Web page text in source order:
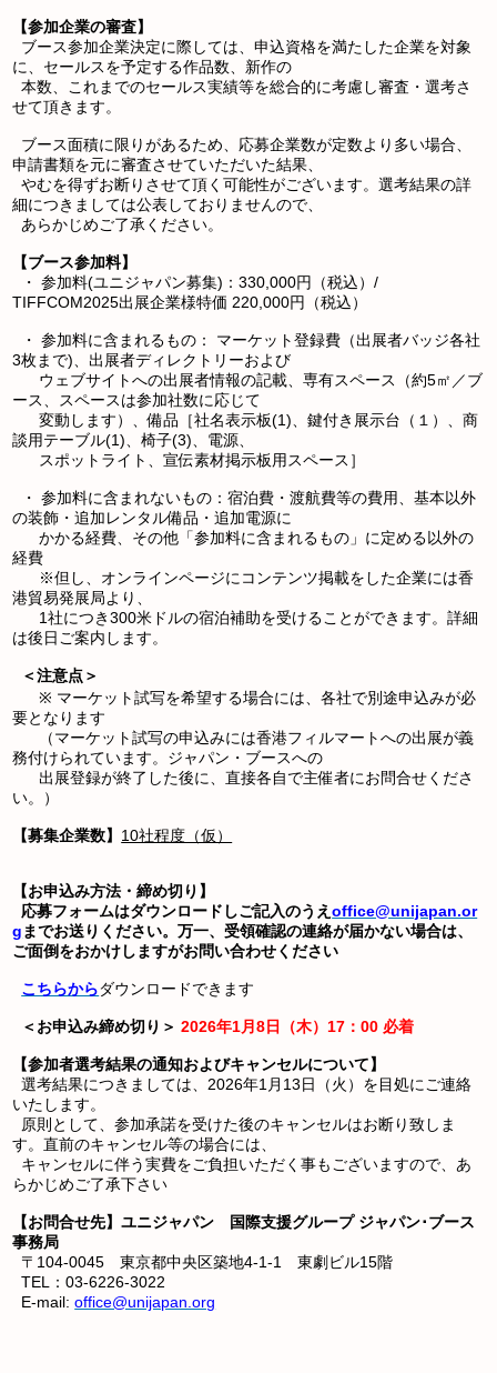
【参加企業の審査】
ブース参加企業決定に際しては、申込資格を満たした企業を対象
に、セールスを予定する作品数、新作の
本数、これまでのセールス実績等を総合的に考慮し審査・選考さ
せて頂きます。
ブース面積に限りがあるため、応募企業数が定数より多い場合、
申請書類を元に審査させていただいた結果、
やむを得ずお断りさせて頂く可能性がございます。選考結果の詳
細につきましては公表しておりませんので、
あらかじめご了承ください。
【ブース参加料】
・ 参加料(ユニジャパン募集)：330,000円（税込）/
TIFFCOM2025出展企業様特価 220,000円（税込）
・ 参加料に含まれるもの： マーケット登録費（出展者バッジ各社
3枚まで)、出展者ディレクトリーおよび
ウェブサイトへの出展者情報の記載、専有スペース（約5㎡／ブ
ース、スペースは参加社数に応じて
変動します）、備品［社名表示板(1)、鍵付き展示台（１）、商
談用テーブル(1)、椅子(3)、電源、
スポットライト、宣伝素材掲示板用スペース］
・ 参加料に含まれないもの：宿泊費・渡航費等の費用、基本以外
の装飾・追加レンタル備品・追加電源に
かかる経費、その他「参加料に含まれるもの」に定める以外の
経費
※但し、オンラインページにコンテンツ掲載をした企業には香
港貿易発展局より、
1社につき300米ドルの宿泊補助を受けることができます。詳細
は後日ご案内します。
＜注意点＞
※ マーケット試写を希望する場合には、各社で別途申込みが必
要となります
（マーケット試写の申込みには香港フィルマートへの出展が義
務付けられています。ジャパン・ブースへの
出展登録が終了した後に、直接各自で主催者にお問合せくださ
い。）
【募集企業数】 10社程度（仮）
【お申込み方法・締め切り】
応募フォームはダウンロードしご記入のうえoffice@unijapan.or
gまでお送りください。万一、受領確認の連絡が届かない場合は、
ご面倒をおかけしますがお問い合わせください
こちらからダウンロードできます
＜お申込み締め切り＞ 2026年1月8日（木）17：00 必着
【参加者選考結果の通知およびキャンセルについて】
選考結果につきましては、2026年1月13日（火）を目処にご連絡
いたします。
原則として、参加承諾を受けた後のキャンセルはお断り致しま
す。直前のキャンセル等の場合には、
キャンセルに伴う実費をご負担いただく事もございますので、あ
らかじめご了承下さい
【お問合せ先】ユニジャパン 国際支援グループ ジャパン･ブース
事務局
〒104-0045 東京都中央区築地4-1-1 東劇ビル15階
TEL：03-6226-3022
E-mail:office@unijapan.org